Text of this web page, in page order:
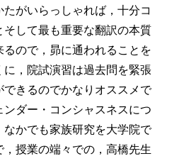
がいらっしゃれば，十分コ
して最も重要な翻訳の本質
ので，昴に通われることを
，院試演習は過去問を緊張
きるのでかなりオススメで
ダー・コンシャスネスにつ
かでも家族研究を大学院で
授業の端々での，高橋先生